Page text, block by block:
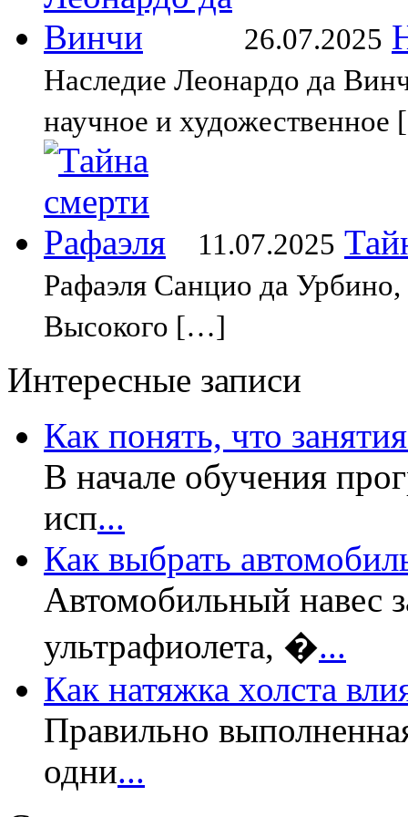
26.07.2025
Наследие Леонардо да
научное и
11.07.2025
Рафаэля Санцио да
Высокого […]
Интересные записи
Как понять, что
В начале обучения
исп...
Как выбрать
Автомобильный навес
ультрафиолета, �...
Как натяжка холста
Правильно
одни...